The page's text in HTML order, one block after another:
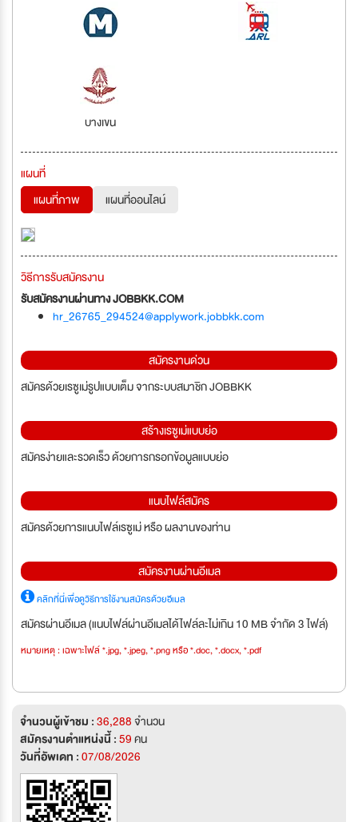
บางเขน
แผนที่
แผนที่ภาพ
แผนที่ออนไลน์
วิธีการรับสมัครงาน
รับสมัครงานผ่านทาง JOBBKK.COM
hr_26765_294524@applywork.jobbkk.com
สมัครงานด่วน
สมัครด้วยเรซูเม่รูปแบบเต็ม จากระบบสมาชิก JOBBKK
สร้างเรซูเม่แบบย่อ
สมัครง่ายและรวดเร็ว ด้วยการกรอกข้อมูลแบบย่อ
แนบไฟล์สมัคร
สมัครด้วยการแนบไฟล์เรซูเม่ หรือ ผลงานของท่าน
สมัครงานผ่านอีเมล
คลิกที่นี่เพื่อดูวิธีการใช้งานสมัครด้วยอีเมล
สมัครผ่านอีเมล (แนบไฟล์ผ่านอีเมลได้ไฟล์ละไม่เกิน 10 MB จำกัด 3 ไฟล์)
หมายเหตุ : เฉพาะไฟล์ *.jpg, *.jpeg, *.png หรือ *.doc, *.docx, *.pdf
จำนวนผู้เข้าชม :36,288จำนวน
สมัครงานตำแหน่งนี้ :59คน
วันที่อัพเดท :07/08/2026